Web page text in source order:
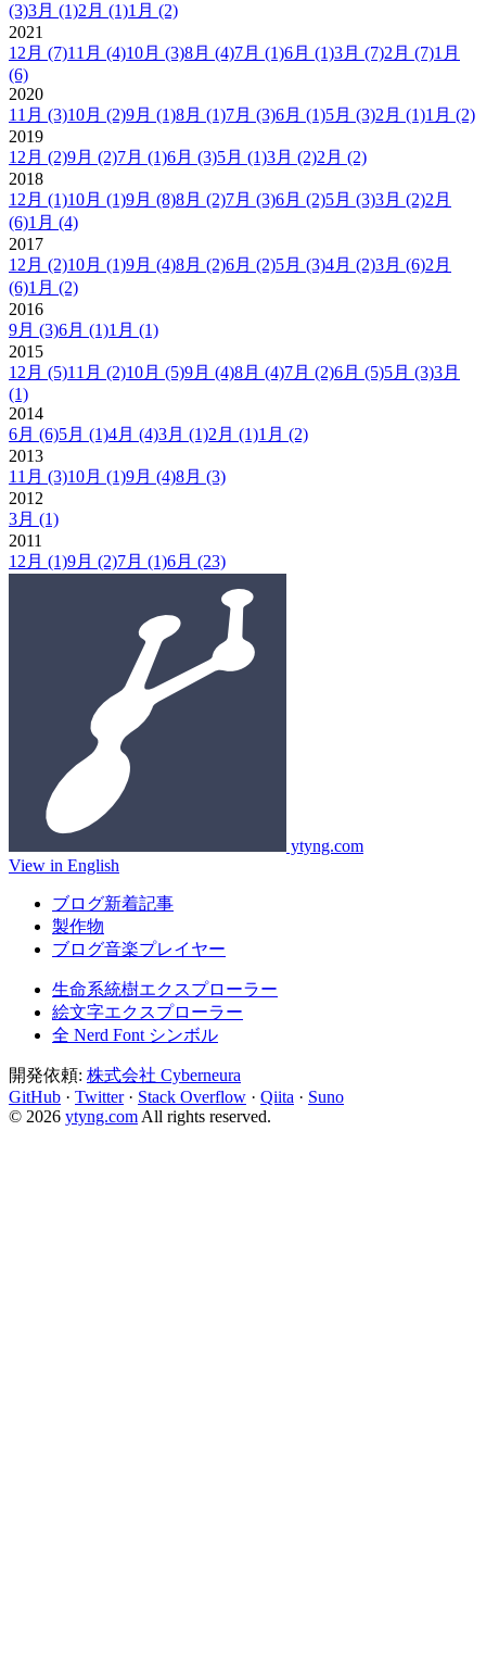
(3)3月 (1)2月 (1)1月 (2)
2021
12月 (7)11月 (4)10月 (3)8月 (4)7月 (1)6月 (1)3月 (7)2月 (7)1月
(6)
2020
11月 (3)10月 (2)9月 (1)8月 (1)7月 (3)6月 (1)5月 (3)2月 (1)1月 (2)
2019
12月 (2)9月 (2)7月 (1)6月 (3)5月 (1)3月 (2)2月 (2)
2018
12月 (1)10月 (1)9月 (8)8月 (2)7月 (3)6月 (2)5月 (3)3月 (2)2月
(6)1月 (4)
2017
12月 (2)10月 (1)9月 (4)8月 (2)6月 (2)5月 (3)4月 (2)3月 (6)2月
(6)1月 (2)
2016
9月 (3)6月 (1)1月 (1)
2015
12月 (5)11月 (2)10月 (5)9月 (4)8月 (4)7月 (2)6月 (5)5月 (3)3月
(1)
2014
6月 (6)5月 (1)4月 (4)3月 (1)2月 (1)1月 (2)
2013
11月 (3)10月 (1)9月 (4)8月 (3)
2012
3月 (1)
2011
12月 (1)9月 (2)7月 (1)6月 (23)
ytyng.com
View in English
ブログ新着記事
製作物
ブログ音楽プレイヤー
生命系統樹エクスプローラー
絵文字エクスプローラー
全 Nerd Font シンボル
開発依頼: 株式会社 Cyberneura
GitHub · Twitter · Stack Overflow · Qiita · Suno
© 2026 ytyng.com All rights reserved.